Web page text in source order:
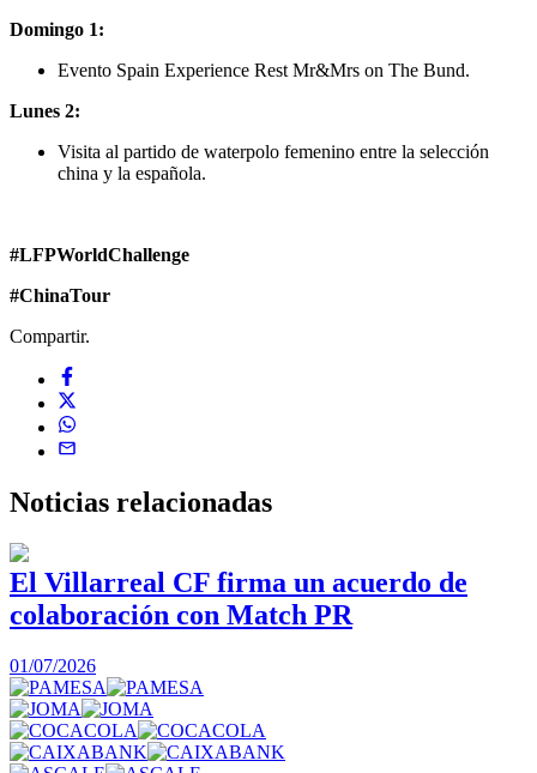
Domingo 1:
Evento Spain Experience Rest Mr&Mrs on The Bund.
Lunes 2:
Visita al partido de waterpolo femenino entre la selección
china y la española.
#LFPWorldChallenge
#ChinaTour
Compartir.
Noticias relacionadas
El Villarreal CF firma un acuerdo de
colaboración con Match PR
01/07/2026